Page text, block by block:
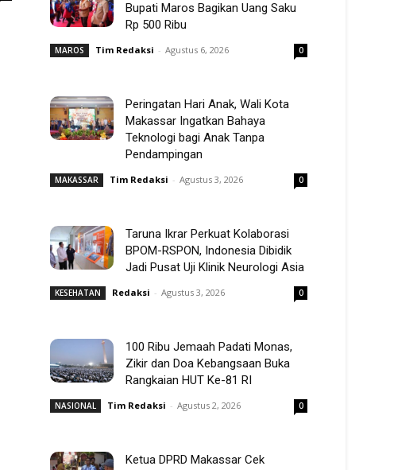
Bupati Maros Bagikan Uang Saku
Rp 500 Ribu
MAROS Tim Redaksi - Agustus 6, 2026 0
Peringatan Hari Anak, Wali Kota
Makassar Ingatkan Bahaya
Teknologi bagi Anak Tanpa
Pendampingan
MAKASSAR Tim Redaksi - Agustus 3, 2026 0
Taruna Ikrar Perkuat Kolaborasi
BPOM-RSPON, Indonesia Dibidik
Jadi Pusat Uji Klinik Neurologi Asia
KESEHATAN Redaksi - Agustus 3, 2026 0
100 Ribu Jemaah Padati Monas,
Zikir dan Doa Kebangsaan Buka
Rangkaian HUT Ke-81 RI
NASIONAL Tim Redaksi - Agustus 2, 2026 0
Ketua DPRD Makassar Cek